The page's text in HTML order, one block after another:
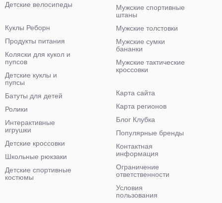
Детские велосипеды
Мужские спортивные
штаны
Мужские толстовки
Мужские сумки
бананки
Мужские тактические
кроссовки
Куклы Реборн
Продукты питания
Коляски для кукол и
пупсов
Детские куклы и
пупсы
Батуты для детей
Ролики
Интерактивные
игрушки
Детские кроссовки
Школьные рюкзаки
Детские спортивные
костюмы
Карта сайта
Карта регионов
Блог Клубка
Популярные бренды
Контактная
информация
Ограничение
ответственности
Условия
пользования